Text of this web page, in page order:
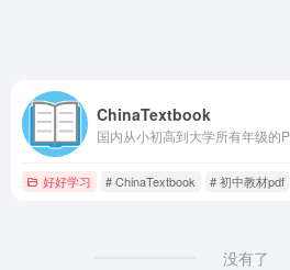
ChinaTextbook
国内从小初高到大学所有年级的
好好学习 # ChinaTextbook # 初中教材pdf
没有了